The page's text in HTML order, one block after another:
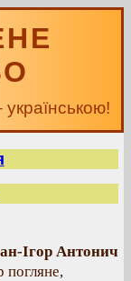
Ігор Антонич
погляне,